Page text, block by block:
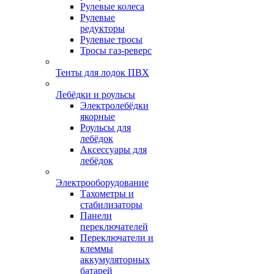
Рулевые колеса
Рулевые
редукторы
Рулевые тросы
Тросы газ-реверс
Тенты для лодок ПВХ
Лебёдки и роульсы
Электролебёдки
якорные
Роульсы для
лебёдок
Аксессуары для
лебёдок
Электрооборудование
Тахометры и
стабилизаторы
Панели
переключателей
Переключатели и
клеммы
аккумуляторных
батарей